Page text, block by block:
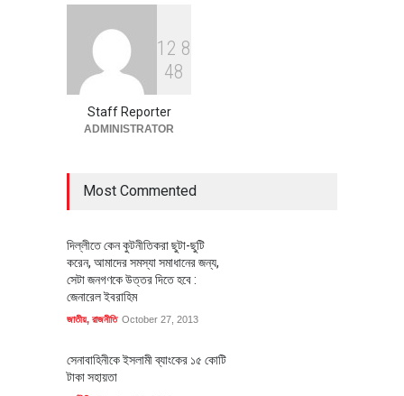
বৈশ্বিক প্রতিযোগিতা সক্ষমতা বাড়াতে
পোশাক শিল্পে নতুন উদ্যোগ
1 2 8
48
Staff Reporter
ADMINISTRATOR
Most Commented
দিল্লীতে কেন কুটনীতিকরা ছুটা-ছুটি
করেন, আমাদের সমস্যা সমাধানের জন্য,
সেটা জনগণকে উত্তর দিতে হবে :
জেনারেল ইবরাহিম
জাতীয়, রাজনীতি October 27, 2013
সেনাবাহিনীকে ইসলামী ব্যাংকের ১৫ কোটি
টাকা সহায়তা